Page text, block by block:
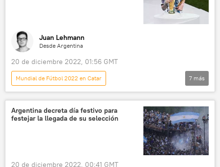
Juan Lehmann
Desde Argentina
20 de diciembre 2022, 01:56 GMT
Mundial de Fútbol 2022 en Catar
💬 Opinión y Análisis
Argentina
sociedad
⚽ Deportes
Lionel Messi
Lionel Scaloni
Catar
7 más
Argentina decreta día festivo para
festejar la llegada de su selección
20 de diciembre 2022, 00:41 GMT